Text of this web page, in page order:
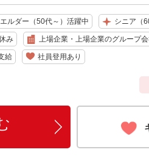
エルダー（50代～）活躍中 シニア（
み 上場企業・上場企業のグループ
給 社員登用あり